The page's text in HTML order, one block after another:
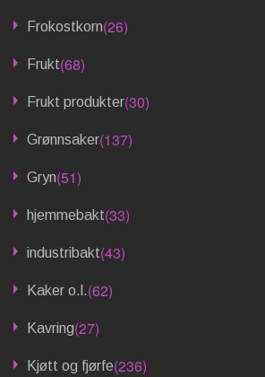
Frokostkorn(26)
Frukt(68)
Frukt produkter(30)
Grønnsaker(137)
Gryn(51)
hjemmebakt(33)
industribakt(43)
Kaker o.l.(62)
Kavring(27)
Kjøtt og fjørfe(236)